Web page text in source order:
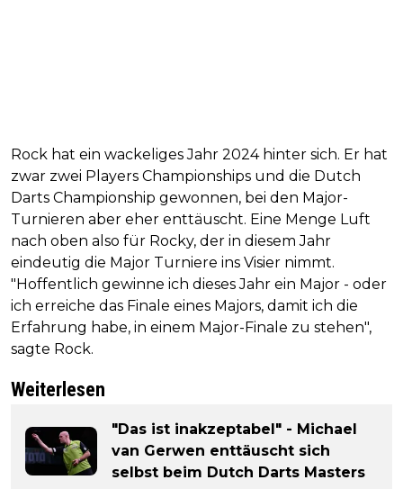
Rock hat ein wackeliges Jahr 2024 hinter sich. Er hat
zwar zwei Players Championships und die Dutch
Darts Championship gewonnen, bei den Major-
Turnieren aber eher enttäuscht. Eine Menge Luft
nach oben also für Rocky, der in diesem Jahr
eindeutig die Major Turniere ins Visier nimmt.
"Hoffentlich gewinne ich dieses Jahr ein Major - oder
ich erreiche das Finale eines Majors, damit ich die
Erfahrung habe, in einem Major-Finale zu stehen",
sagte Rock.
Weiterlesen
"Das ist inakzeptabel" - Michael
van Gerwen enttäuscht sich
selbst beim Dutch Darts Masters